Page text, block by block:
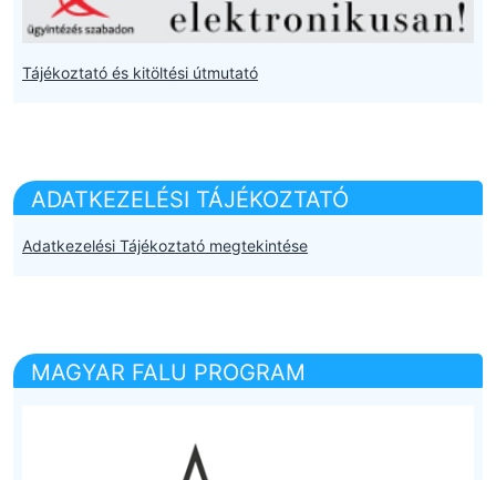
Tájékoztató és kitöltési útmutató
ADATKEZELÉSI TÁJÉKOZTATÓ
Adatkezelési Tájékoztató megtekintése
MAGYAR FALU PROGRAM